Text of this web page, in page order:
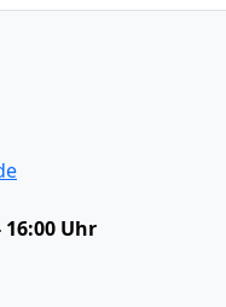
16:00 Uhr